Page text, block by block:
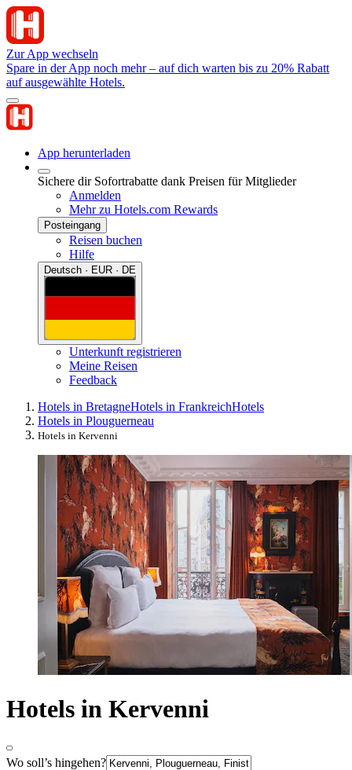
Zur App wechseln
Spare in der App noch mehr – auf dich warten bis zu 20% Rabatt
auf ausgewählte Hotels.
App herunterladen
Sichere dir Sofortrabatte dank Preisen für Mitglieder
Anmelden
Mehr zu Hotels.com Rewards
Posteingang
Reisen buchen
Hilfe
Deutsch · EUR · DE
Unterkunft registrieren
Meine Reisen
Feedback
Hotels in BretagneHotels in FrankreichHotels
Hotels in Plouguerneau
Hotels in Kervenni
Hotels in Kervenni
Wo soll’s hingehen?